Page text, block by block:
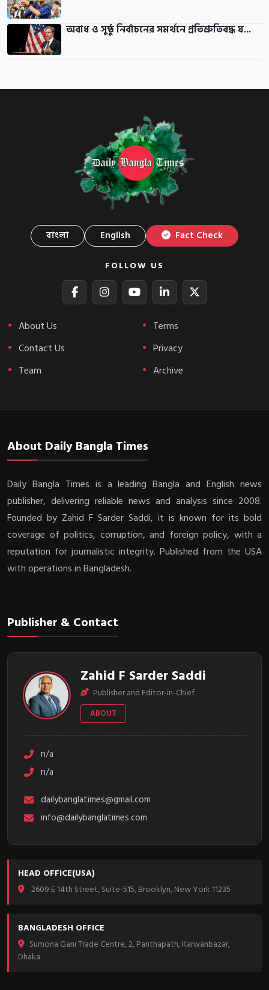
অবাধ ও সুষ্ঠু নির্বাচনের সমর্থনে প্রতিশ্রুতিবদ্ধ য...
বাংলা English Fact Check
FOLLOW US
About Us
Contact Us
Team
Terms
Privacy
Archive
About Daily Bangla Times
Daily Bangla Times is a leading Bangla and English news
publisher, delivering reliable news and analysis since 2008.
Founded by Zahid F Sarder Saddi, it is known for its bold
coverage of politics, corruption, and foreign policy, with a
reputation for journalistic integrity. Published from the USA
with operations in Bangladesh.
Publisher & Contact
Zahid F Sarder Saddi
Publisher and Editor-in-Chief
ABOUT
n/a
n/a
dailybanglatimes@gmail.com
info@dailybanglatimes.com
HEAD OFFICE(USA)
2609 E 14th Street, Suite-515, Brooklyn, New York 11235
BANGLADESH OFFICE
Sumona Gani Trade Centre, 2, Panthapath, Karwanbazar,
Dhaka